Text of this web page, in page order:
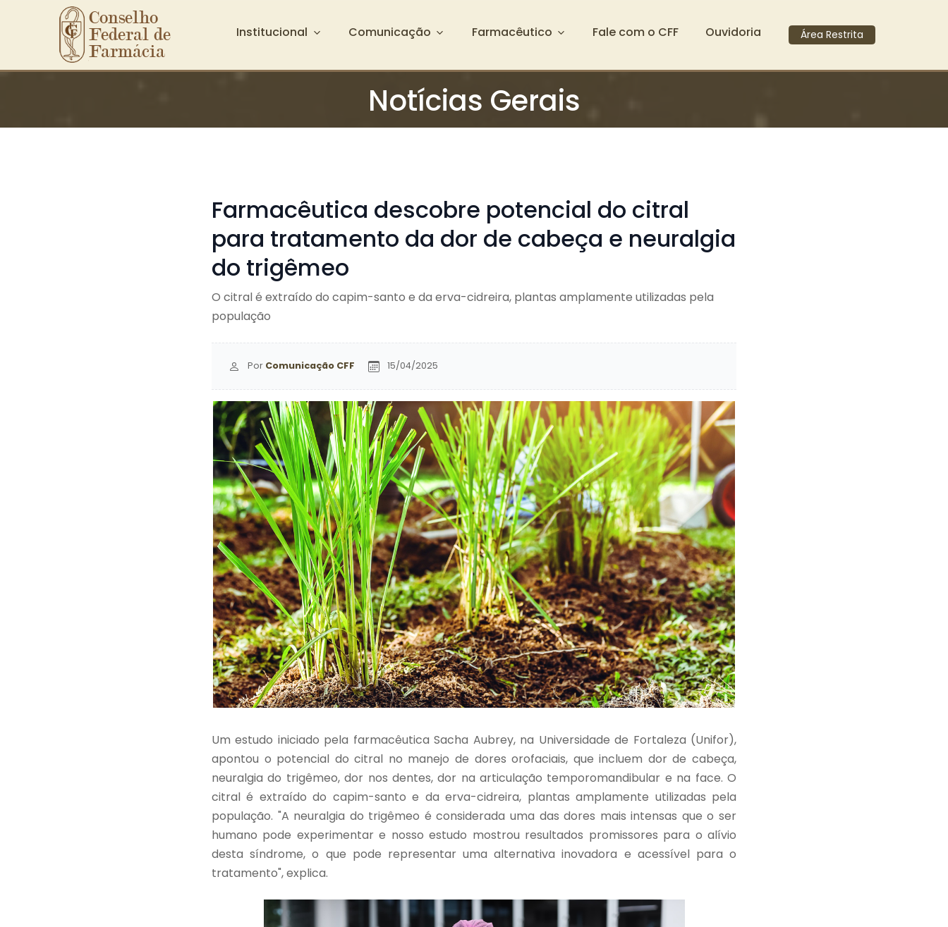
Ir para o conteúdo principal
Conselho
Federal de
Farmácia
Institucional Comunicação Farmacêutico Fale com o CFF Ouvidoria Área Restrita
Notícias Gerais
Farmacêutica descobre potencial do citral
para tratamento da dor de cabeça e neuralgia
do trigêmeo
O citral é extraído do capim-santo e da erva-cidreira, plantas amplamente utilizadas pela
população
Por Comunicação CFF 15/04/2025
Um estudo iniciado pela farmacêutica Sacha Aubrey, na Universidade de Fortaleza (Unifor),
apontou o potencial do citral no manejo de dores orofaciais, que incluem dor de cabeça,
neuralgia do trigêmeo, dor nos dentes, dor na articulação temporomandibular e na face. O
citral é extraído do capim-santo e da erva-cidreira, plantas amplamente utilizadas pela
população. "A neuralgia do trigêmeo é considerada uma das dores mais intensas que o ser
humano pode experimentar e nosso estudo mostrou resultados promissores para o alívio
desta síndrome, o que pode representar uma alternativa inovadora e acessível para o
tratamento", explica.